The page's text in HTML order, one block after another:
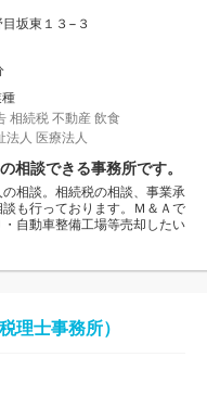
坂東１３−３
相続税 不動産 飲食
法人 医療法人
相談できる事務所です。
相談。相続税の相談、事業承
も行っております。Ｍ＆Ａで
自動車整備工場等売却したい
理士事務所）